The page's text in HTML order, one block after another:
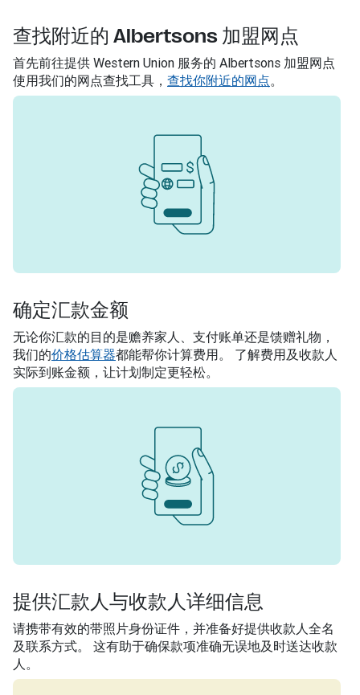
查找附近的 Albertsons 加盟网点
首先前往提供 Western Union 服务的 Albertsons 加盟网点
使用我们的网点查找工具， 查找你附近的网点。
确定汇款金额
无论你汇款的目的是赡养家人、支付账单还是馈赠礼物，
我们的价格估算器都能帮你计算费用。 了解费用及收款人
实际到账金额，让计划制定更轻松。
提供汇款人与收款人详细信息
请携带有效的带照片身份证件，并准备好提供收款人全名
及联系方式。 这有助于确保款项准确无误地及时送达收款
人。